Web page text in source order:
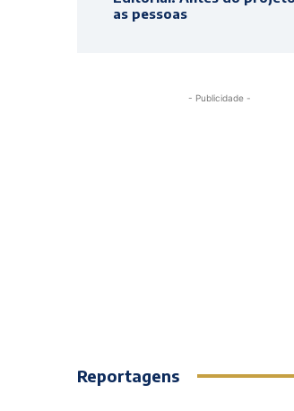
as pessoas
- Publicidade -
Reportagens